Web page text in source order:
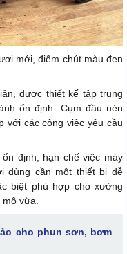
mới, điểm chút màu đen
được thiết kế tập trung
ổn định. Cụm đầu nén
với các công việc yêu cầu
định, hạn chế việc máy
dùng cần một thiết bị dễ
biệt phù hợp cho xưởng
mô vừa.
cho phun sơn, bơm